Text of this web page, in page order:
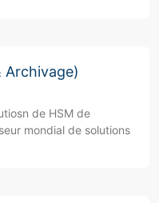
Archivage)
de HSM de
mondial de solutions